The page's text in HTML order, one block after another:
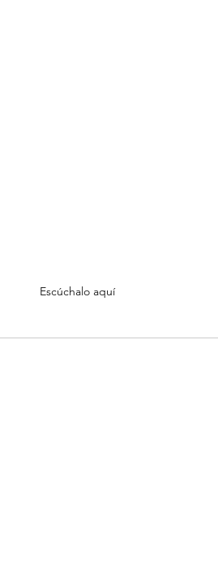
Escúchalo aquí